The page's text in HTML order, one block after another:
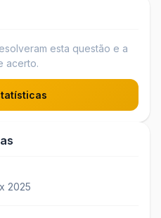
esta questão e a
acerto.
2025